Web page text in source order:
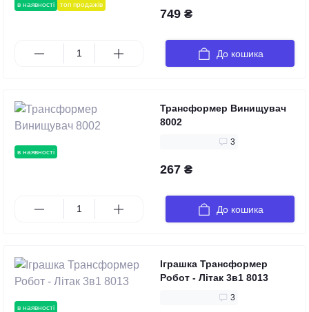
в наявності топ продажів
749 ₴
До кошика
в наявності
Трансформер Винищувач
8002
3
267 ₴
До кошика
в наявності
Іграшка Трансформер
Робот - Літак 3в1 8013
3